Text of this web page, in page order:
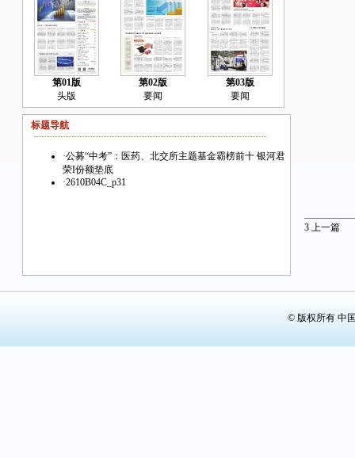
第01版
头版
第02版
要闻
第03版
要闻
标题导航
·公募“中考”：医药、北交所主题基金霸榜前十 银河君
荣I份额垫底
·2610B04C_p31
3 上一篇
© 版权所有 中